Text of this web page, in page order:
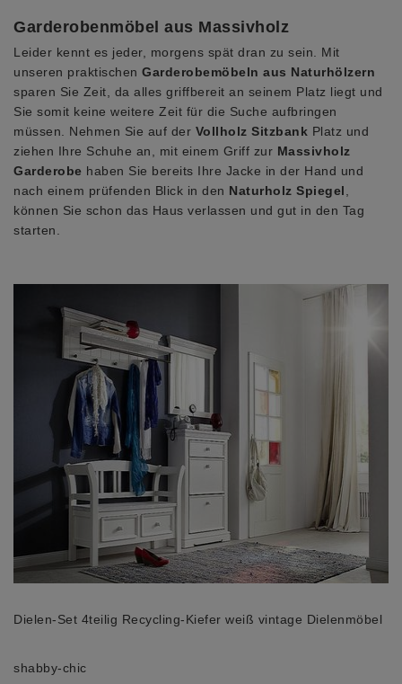
Garderobenmöbel aus Massivholz
Leider kennt es jeder, morgens spät dran zu sein. Mit
unseren praktischen Garderobemöbeln aus Naturhölzern
sparen Sie Zeit, da alles griffbereit an seinem Platz liegt und
Sie somit keine weitere Zeit für die Suche aufbringen
müssen. Nehmen Sie auf der Vollholz Sitzbank Platz und
ziehen Ihre Schuhe an, mit einem Griff zur Massivholz
Garderobe haben Sie bereits Ihre Jacke in der Hand und
nach einem prüfenden Blick in den Naturholz Spiegel
können Sie schon das Haus verlassen und gut in den Tag
starten.
Dielen-Set 4teilig Recycling-Kiefer weiß vintage Dielenmöbel
shabby-chic